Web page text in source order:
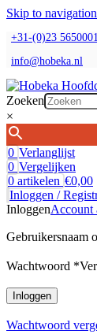
Skip to navigation
+31-(0)23 5650001
info@hobeka.nl
Zoeken
×
0 Verlanglijst
0 Vergelijken
0 artikelen €0,00
Inloggen /
InloggenAccount
Gebruikersnaam
Wachtwoord *
Inloggen
Wachtwoord